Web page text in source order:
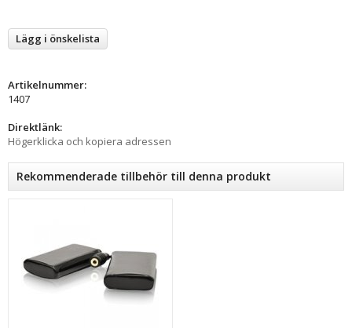
Lägg i önskelista
Artikelnummer:
1407
Direktlänk:
Högerklicka och kopiera adressen
Rekommenderade tillbehör till denna produkt